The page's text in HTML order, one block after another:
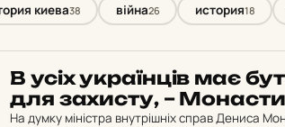
киева38 війна26 история18
В усіх ук­ра­їн­ців має
для за­хис­ту, –
На думку міністра внутрішніх справ Дениса